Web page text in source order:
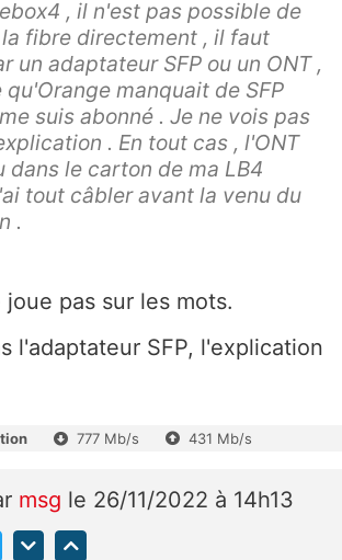
, il n'est pas possible de
fibre directement , il faut
un adaptateur SFP ou un ONT ,
manquait de SFP
suis abonné . Je ne vois pas
. En tout cas , l'ONT
dans le carton de ma LB4
tout câbler avant la venu du
.
joue pas sur les mots.
l'adaptateur SFP, l'explication
777 Mb/s 431 Mb/s
msg le 26/11/2022 à 14h13